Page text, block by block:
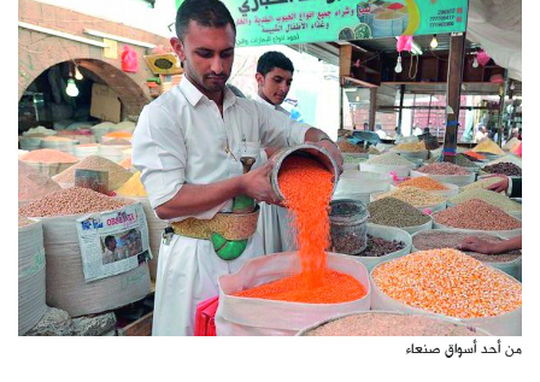
من أحد أسواق صنعاء